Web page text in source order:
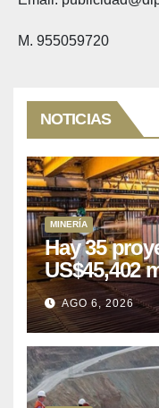
M. 955059720
NOTICIAS
MINERÍA
Hay 35
US$45,402
puede
AGO 6, 2026